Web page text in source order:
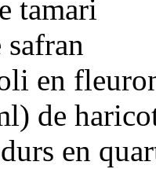
tamari
en
de
en